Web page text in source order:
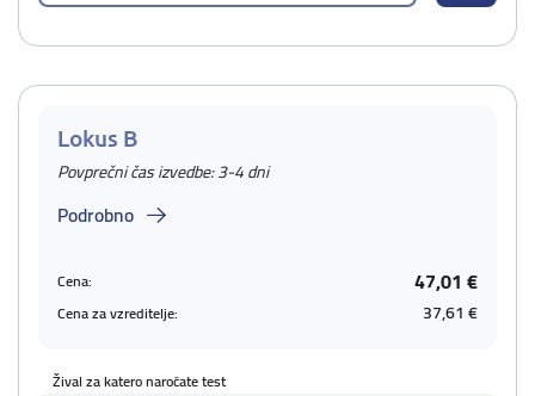
Lokus B
Povprečni čas izvedbe: 3-4 dni
Podrobno
Cena: 47,01 €
Cena za vzreditelje: 37,61 €
Žival za katero naročate test